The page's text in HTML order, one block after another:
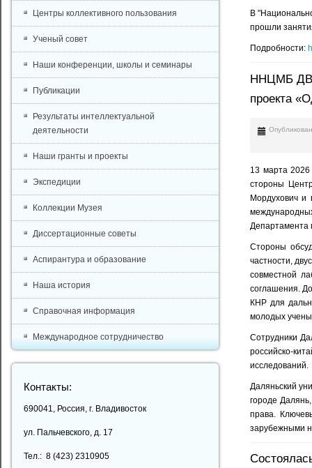
В
прошли
Подробности:
ННЦМБ ДВО
проекта
13 марта
стороны
Мордухович и
Департамента
Стороны
частности,
совместной
соглашения.
КНР для
молодых
Сотрудники
российско-
исследований.
Даляньский
городе
права.
зарубежными
Центры коллективного пользования
Ученый совет
Наши конференции, школы и семинары
Публикации
Результаты интеллектуальной
деятельности
Наши гранты и проекты
Экспедиции
Коллекции Музея
Диссертационные советы
Аспирантура и образование
Наша история
Справочная информация
Международное сотрудничество
Контакты:
690041, Россия, г. Владивосток
ул. Пальчевского, д. 17
Тел.: 8 (423) 2310905